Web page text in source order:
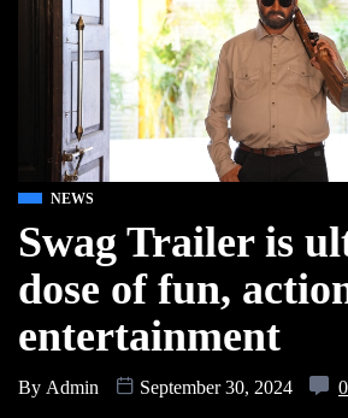
NEWS
Swag Trailer is
dose of fun,
entertainment
By Admin September 30, 2024